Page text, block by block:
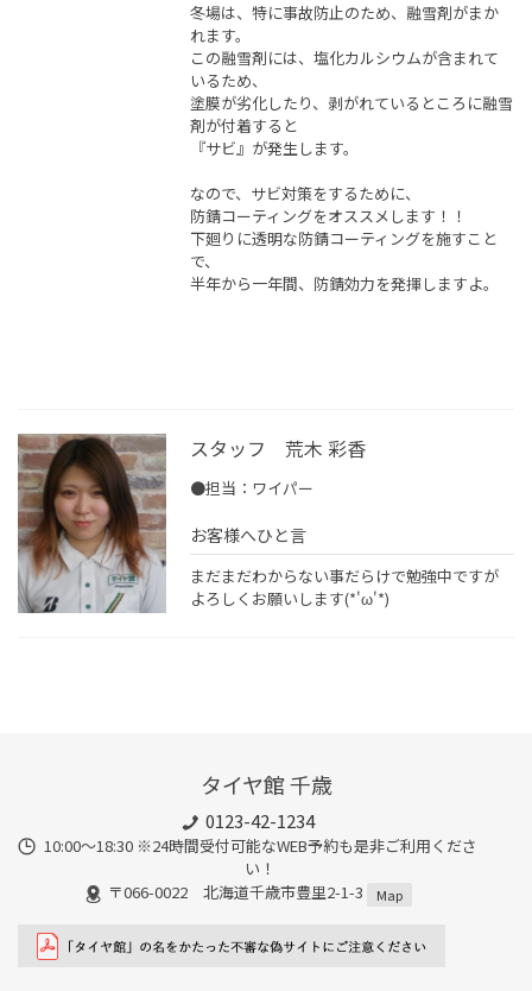
冬場は、特に事故防止のため、融雪剤がまか
れます。
この融雪剤には、塩化カルシウムが含まれて
いるため、
塗膜が劣化したり、剥がれているところに融雪
剤が付着すると
『サビ』が発生します。
なので、サビ対策をするために、
防錆コーティングをオススメします！！
下廻りに透明な防錆コーティングを施すこと
で、
半年から一年間、防錆効力を発揮しますよ。
スタッフ 荒木 彩香
●担当：ワイパー
お客様へひと言
まだまだわからない事だらけで勉強中ですが
よろしくお願いします(*'ω'*)
タイヤ館 千歳
0123-42-1234
10:00～18:30 ※24時間受付可能なWEB予約も是非ご利用くださ
い！
〒066-0022 北海道千歳市豊里2-1-3
Map